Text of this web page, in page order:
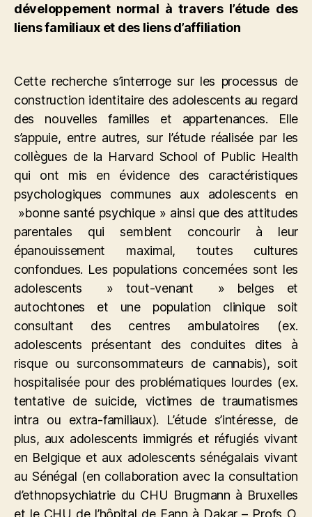
développement normal à travers l’étude des
liens familiaux et des liens d’affiliation
Cette recherche s’interroge sur les processus de
construction identitaire des adolescents au regard
des nouvelles familles et appartenances. Elle
s’appuie, entre autres, sur l’étude réalisée par les
collègues de la Harvard School of Public Health
qui ont mis en évidence des caractéristiques
psychologiques communes aux adolescents en
»bonne santé psychique » ainsi que des attitudes
parentales qui semblent concourir à leur
épanouissement maximal, toutes cultures
confondues. Les populations concernées sont les
adolescents » tout-venant » belges et
autochtones et une population clinique soit
consultant des centres ambulatoires (ex.
adolescents présentant des conduites dites à
risque ou surconsommateurs de cannabis), soit
hospitalisée pour des problématiques lourdes (ex.
tentative de suicide, victimes de traumatismes
intra ou extra-familiaux). L’étude s’intéresse, de
plus, aux adolescents immigrés et réfugiés vivant
en Belgique et aux adolescents sénégalais vivant
au Sénégal (en collaboration avec la consultation
d’ethnopsychiatrie du CHU Brugmann à Bruxelles
et le CHU de l’hôpital de Fann à Dakar – Profs O.